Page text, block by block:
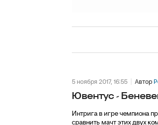
5 ноября 2017, 16:55 Автор
Ювентус -
Интрига в игре чемпиона
сравнить мачт этих двух